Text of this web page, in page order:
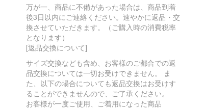
万が一、商品に不備があった場合は、商品到着
後3日以内にご連絡ください。速やかに返品・交
換させていただきます。（ご購入時の消費税率
となります）
[返品交換について]
サイズ交換なども含め、お客様のご都合での返
品交換については一切お受けできません。 ま
た、以下の場合についても返品交換はお受けす
ることができませんので、ご了承ください。
お客様が一度ご使用、ご着用になった商品